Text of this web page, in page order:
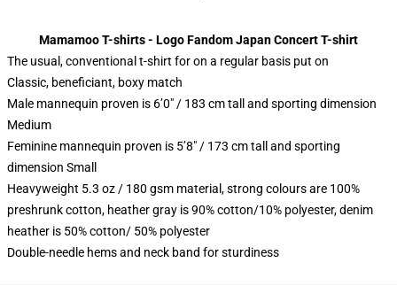
Mamamoo T-shirts - Logo Fandom Japan Concert T-shirt
The usual, conventional t-shirt for on a regular basis put on
Classic, beneficiant, boxy match
Male mannequin proven is 6’0″ / 183 cm tall and sporting dimension
Medium
Feminine mannequin proven is 5’8″ / 173 cm tall and sporting
dimension Small
Heavyweight 5.3 oz / 180 gsm material, strong colours are 100%
preshrunk cotton, heather gray is 90% cotton/10% polyester, denim
heather is 50% cotton/ 50% polyester
Double-needle hems and neck band for sturdiness